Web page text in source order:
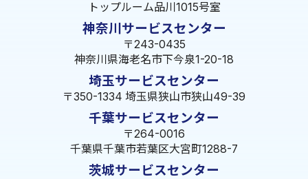
トップルーム品川1015号室
神奈川サービスセンター
〒243-0435
神奈川県海老名市下今泉1-20-18
埼玉サービスセンター
〒350-1334 埼玉県狭山市狭山49-39
千葉サービスセンター
〒264-0016
千葉県千葉市若葉区大宮町1288-7
茨城サービスセンター